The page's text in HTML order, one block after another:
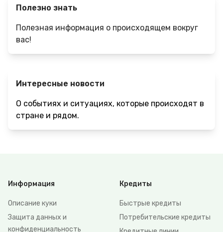
Полезно знать
Полезная информация о происходящем вокруг
вас!
Интересные новости
О событиях и ситуациях, которые происходят в
стране и рядом.
Информация
Описание куки
Защита данных и
конфиденциальность
Кредиты
Быстрые кредиты
Потребительские кредиты